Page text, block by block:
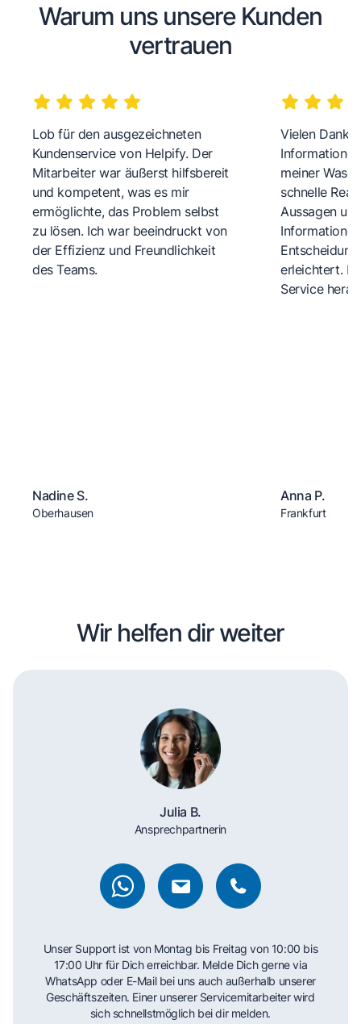
Warum uns unsere Kunden
vertrauen
Lob für den ausgezeichneten
Kundenservice von Helpify. Der
Mitarbeiter war äußerst hilfsbereit
und kompetent, was es mir
ermöglichte, das Problem selbst
zu lösen. Ich war beeindruckt von
der Effizienz und Freundlichkeit
des Teams.
Nadine S.
Oberhausen
Vielen Dank
meiner
schnelle
Aussagen
erleichtert.
Service
Anna P.
Frankfurt
Wir helfen dir weiter
Julia B.
Ansprechpartnerin
Unser Support ist von Montag bis Freitag von 10:00 bis
17:00 Uhr für Dich erreichbar. Melde Dich gerne via
WhatsApp oder E-Mail bei uns auch außerhalb unserer
Geschäftszeiten. Einer unserer Servicemitarbeiter wird
sich schnellstmöglich bei dir melden.